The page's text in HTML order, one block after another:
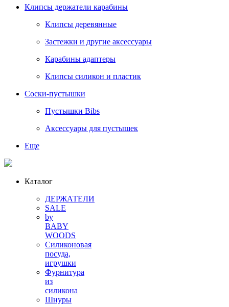
Клипсы держатели карабины
Клипсы деревянные
Застежки и другие аксессуары
Карабины адаптеры
Клипсы силикон и пластик
Соски-пустышки
Пустышки Bibs
Аксессуары для пустышек
Еще
Каталог
ДЕРЖАТЕЛИ
SALE
by
BABY
WOODS
Силиконовая
посуда,
игрушки
Фурнитура
из
силикона
Шнуры